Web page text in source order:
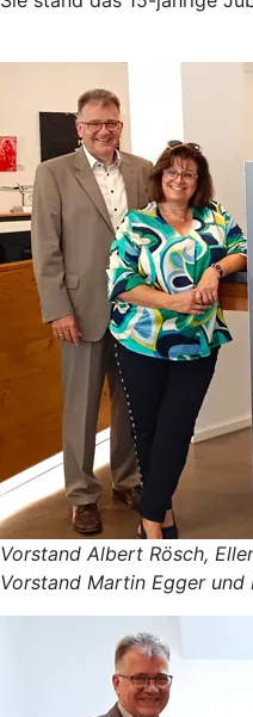
Vorstand Albert Rösch,
Vorstand Martin Egger und